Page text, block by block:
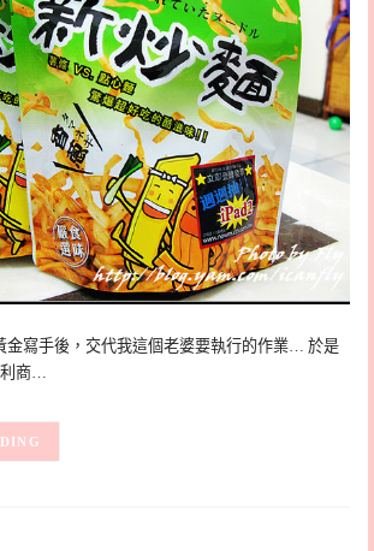
金寫手後，交代我這個老婆要執行的作業… 於是
商…